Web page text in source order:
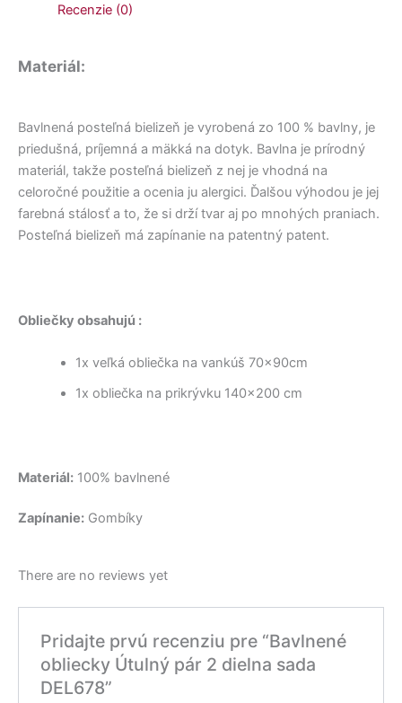
Recenzie (0)
Materiál:
Bavlnená posteľná bielizeň je vyrobená zo 100 % bavlny, je
priedušná, príjemná a mäkká na dotyk. Bavlna je prírodný
materiál, takže posteľná bielizeň z nej je vhodná na
celoročné použitie a ocenia ju alergici. Ďalšou výhodou je jej
farebná stálosť a to, že si drží tvar aj po mnohých praniach.
Posteľná bielizeň má zapínanie na patentný patent.
Obliečky obsahujú :
1x veľká obliečka na vankúš 70x90cm
1x obliečka na prikrývku 140×200 cm
Materiál: 100% bavlnené
Zapínanie: Gombíky
There are no reviews yet
Pridajte prvú recenziu pre “Bavlnené
obliecky Útulný pár 2 dielna sada
DEL678”